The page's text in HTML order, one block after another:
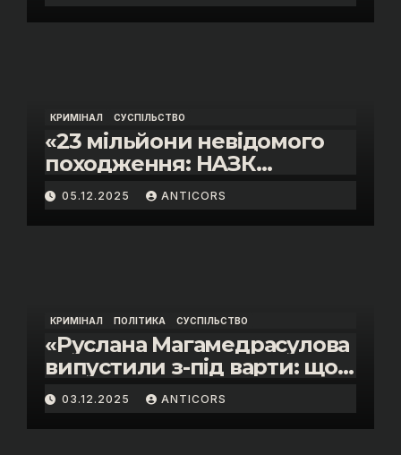
КРИМІНАЛ СУСПІЛЬСТВО
«23 мільйони невідомого
походження: НАЗК
викрило розкішне життя
інспектора митниці “Тиса”
Василя Пупени»
05.12.2025 ANTICORS
КРИМІНАЛ ПОЛІТИКА СУСПІЛЬСТВО
«Руслана Магамедрасулова
випустили з-під варти: що
відбувалось у залі суду»
03.12.2025 ANTICORS